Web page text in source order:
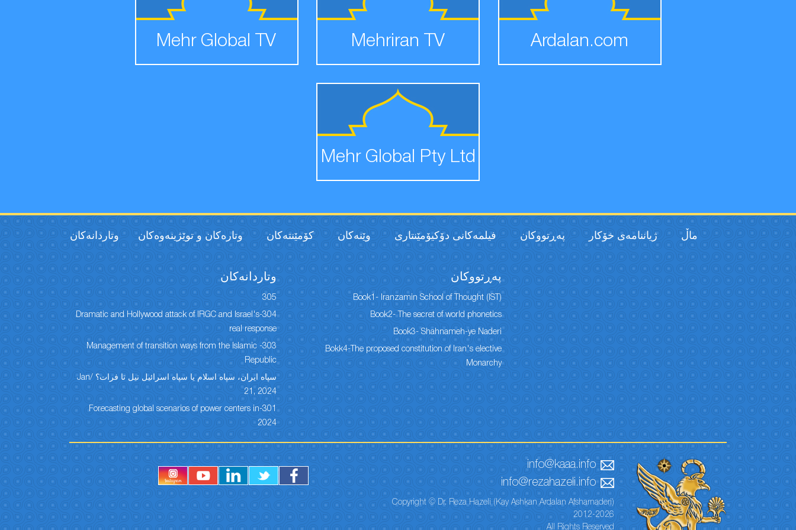
Ardalan.com
Mehriran TV
Mehr Global TV
Mehr Global Pty Ltd
ماڵ ژیاننامەی خۆکار پەڕتووكان فیلمەكانی دۆکیۆمێنتاری وێنەکان كۆمێنتەكان وتارەکان و توێژینەوەکان وتاردانەكان
پەڕتووكان
Book1- Iranzamin School of Thought (IST)
Book2- The secret of world phonetics
Book3- Shahnameh-ye Naderi
Bokk4-The proposed constitution of Iran's elective
Monarchy
وتاردانەكان
305
304-Dramatic and Hollywood attack of IRGC and Israel's
real response
303- Management of transition ways from the Islamic
Republic
سپاه ایران، سپاه اسلام یا سپاه اسرائیل نیل تا فرات؟ /Jan
21, 2024
301-Forecasting global scenarios of power centers in
2024
info@kaaa.info
info@rezahazeli.info
Copyright © Dr. Reza Hazeli (Kay Ashkan Ardalan Afsharnaderi)
2012-2026
All Rights Reserved